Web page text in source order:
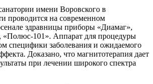
имени Воровского в
проводится на современном
здравницы приборы «Диамаг»,
101». Аппарат для процедуры
специфики заболевания и ожидаемого
Доказано, что магнитотерапия дает
при лечении широкого спектра